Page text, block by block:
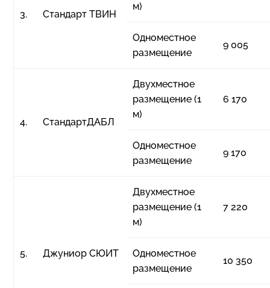
3. Стандарт ТВИН
м)
Одноместное
размещение
9 005
4. СтандартДАБЛ
Двухместное
размещение (1
м)
6 170
Одноместное
размещение
9 170
5. Джуниор СЮИТ
Двухместное
размещение (1
м)
7 220
Одноместное
размещение
10 350